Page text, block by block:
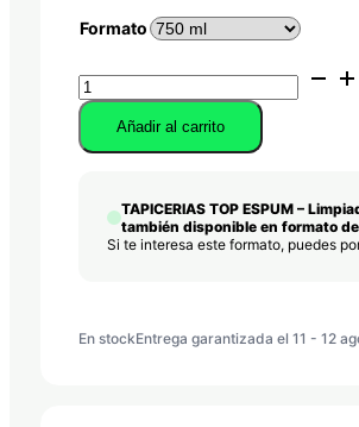
Formato
TAPICERIAS
TOP
ESPUM
-
Tapicerías
Activa
Añadir al carrito
TAPICERIAS TOP ESPUM –
también disponible en formato
Si te interesa este formato, puedes
En stockEntrega garantizada el 11 - 12